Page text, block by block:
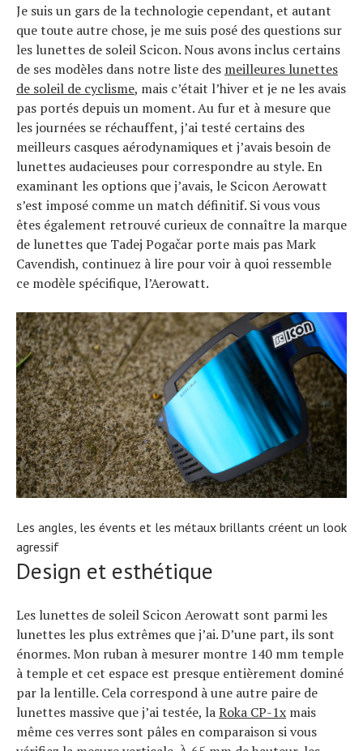
Je suis un gars de la technologie cependant, et autant
que toute autre chose, je me suis posé des questions sur
les lunettes de soleil Scicon. Nous avons inclus certains
de ses modèles dans notre liste des meilleures lunettes
de soleil de cyclisme, mais c’était l’hiver et je ne les avais
pas portés depuis un moment. Au fur et à mesure que
les journées se réchauffent, j’ai testé certains des
meilleurs casques aérodynamiques et j’avais besoin de
lunettes audacieuses pour correspondre au style. En
examinant les options que j’avais, le Scicon Aerowatt
s’est imposé comme un match définitif. Si vous vous
êtes également retrouvé curieux de connaître la marque
de lunettes que Tadej Pogačar porte mais pas Mark
Cavendish, continuez à lire pour voir à quoi ressemble
ce modèle spécifique, l’Aerowatt.
Les angles, les évents et les métaux brillants créent un look
agressif
Design et esthétique
Les lunettes de soleil Scicon Aerowatt sont parmi les
lunettes les plus extrêmes que j’ai. D’une part, ils sont
énormes. Mon ruban à mesurer montre 140 mm temple
à temple et cet espace est presque entièrement dominé
par la lentille. Cela correspond à une autre paire de
lunettes massive que j’ai testée, laRoka CP-1x mais
même ces verres sont pâles en comparaison si vous